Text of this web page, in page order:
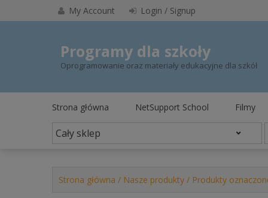
to
My Account Login / Signup
Programy dla szkoły
Oprogramowanie oraz materiały edukacyjne dla szkół
Strona główna NetSupport School Filmy
Strona główna / Nasze produkty / Produkty